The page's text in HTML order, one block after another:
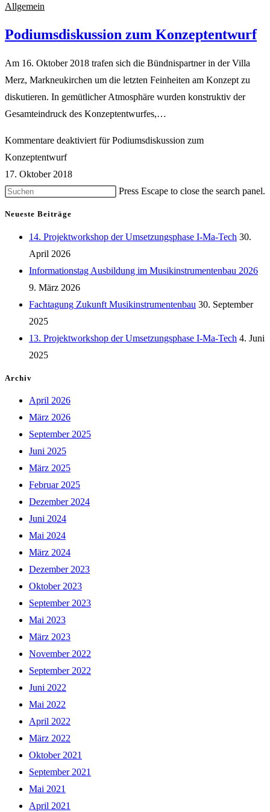
Allgemein
Podiumsdiskussion zum Konzeptentwurf
Am 16. Oktober 2018 trafen sich die Bündnispartner in der Villa
Merz, Markneukirchen um die letzten Feinheiten am Konzept zu
diskutieren. In gemütlicher Atmosphäre wurden konstruktiv der
Gesamteindruck des Konzeptentwurfes,…
Kommentare deaktiviert für Podiumsdiskussion zum
Konzeptentwurf
17. Oktober 2018
Press Escape to close the search panel.
Neueste Beiträge
14. Projektworkshop der Umsetzungsphase I-Ma-Tech 30.
April 2026
Informationstag Ausbildung im Musikinstrumentenbau 2026
9. März 2026
Fachtagung Zukunft Musikinstrumentenbau 30. September
2025
13. Projektworkshop der Umsetzungsphase I-Ma-Tech 4. Juni
2025
Archiv
April 2026
März 2026
September 2025
Juni 2025
März 2025
Februar 2025
Dezember 2024
Juni 2024
Mai 2024
März 2024
Dezember 2023
Oktober 2023
September 2023
Mai 2023
März 2023
November 2022
September 2022
Juni 2022
Mai 2022
April 2022
März 2022
Oktober 2021
September 2021
Mai 2021
April 2021